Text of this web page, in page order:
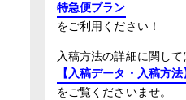
特急便プラン
をご利用ください！
入稿方法の詳細に関して
【入稿データ・入稿方法
をご覧くださいませ。